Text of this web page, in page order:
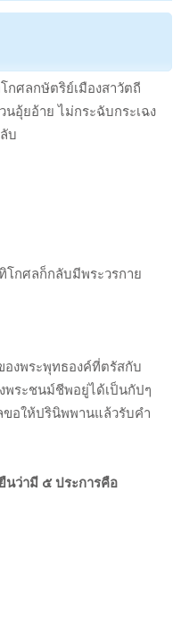
กศลกษัตริย์เมืองสาวัตถี
นอุ้ยอ้าย ไม่กระฉับกระเฉง
บ
โกศลก็กลับมีพระวรกาย
งพระพุทธองค์ที่ตรัสกับ
พระชนม์ชีพอยู่ได้เป็นกัปๆ
อให้ปรินิพพานแล้วรับคำ
นว่ามี ๕ ประการคือ